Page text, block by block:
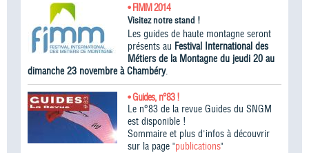
• FIMM 2014
Visitez notre stand !
Les guides de haute montagne seront
présents au Festival International des
Métiers de la Montagne du jeudi 20 au
dimanche 23 novembre à Chambéry.
• Guides, n°83 !
Le n°83 de la revue Guides du SNGM
est disponible !
Sommaire et plus d'infos à découvrir
sur la page "publications"